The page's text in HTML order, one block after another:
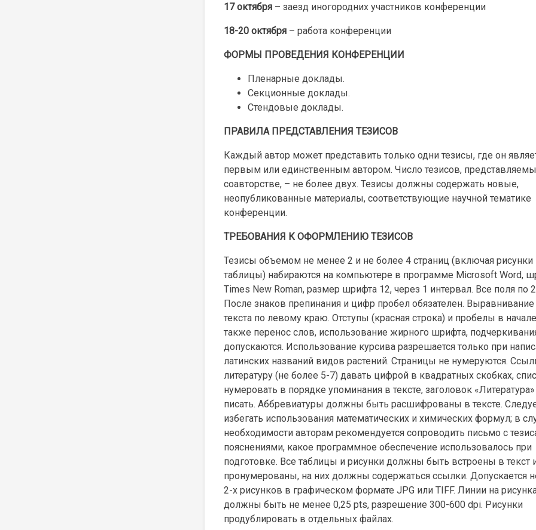
17 октября – заезд иногородних участников конференции
18-20 октября – работа конференции
ФОРМЫ ПРОВЕДЕНИЯ КОНФЕРЕНЦИИ
Пленарные доклады.
Секционные доклады.
Стендовые доклады.
ПРАВИЛА ПРЕДСТАВЛЕНИЯ ТЕЗИСОВ
Каждый автор может представить только одни тезисы, где он
первым или единственным автором. Число тезисов,
соавторстве, – не более двух. Тезисы должны содержать новые,
неопубликованные материалы, соответствующие научной тематике
конференции.
ТРЕБОВАНИЯ К ОФОРМЛЕНИЮ ТЕЗИСОВ
Тезисы объемом не менее 2 и не более 4 страниц (включая рисунки
таблицы) набираются на компьютере в программе Miсrosoft Word,
Times New Roman, размер шрифта 12, через 1 интервал. Все поля по
После знаков препинания и цифр пробел обязателен. Выравнивание
текста по левому краю. Отступы (красная строка) и пробелы в
также перенос слов, использование жирного шрифта,
допускаются. Использование курсива разрешается только при
латинских названий видов растений. Страницы не нумеруются.
литературу (не более 5-7) давать цифрой в квадратных скобках,
нумеровать в порядке упоминания в тексте, заголовок
писать. Аббревиатуры должны быть расшифрованы в тексте.
избегать использования математических и химических формул; в
необходимости авторам рекомендуется сопроводить письмо с
пояснениями, какое программное обеспечение использовалось при
подготовке. Все таблицы и рисунки должны быть встроены в текст
пронумерованы, на них должны содержаться ссылки. Допускается
2-х рисунков в графическом формате JPG или TIFF. Линии на
должны быть не менее 0,25 pts, разрешение 300-600 dpi. Рисунки
продублировать в отдельных файлах.